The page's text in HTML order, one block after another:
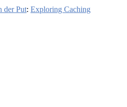
der Put: Exploring Caching